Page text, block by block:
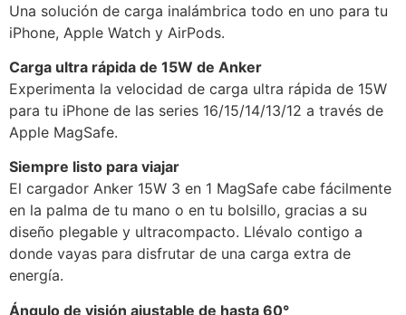
Una solución de carga inalámbrica todo en uno para tu
iPhone, Apple Watch y AirPods.
Carga ultra rápida de 15W de Anker
Experimenta la velocidad de carga ultra rápida de 15W
para tu iPhone de las series 16/15/14/13/12 a través de
Apple MagSafe.
Siempre listo para viajar
El cargador Anker 15W 3 en 1 MagSafe cabe fácilmente
en la palma de tu mano o en tu bolsillo, gracias a su
diseño plegable y ultracompacto. Llévalo contigo a
donde vayas para disfrutar de una carga extra de
energía.
Ángulo de visión ajustable de hasta 60°